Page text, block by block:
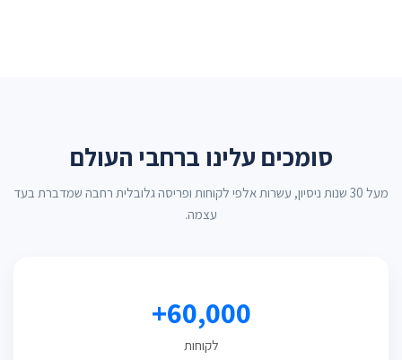
סומכים עלינו ברחבי העולם
מעל 30 שנות ניסיון, עשרות אלפי לקוחות ופריסה גלובלית רחבה שמדברת בעד
עצמה.
60,000+
לקוחות